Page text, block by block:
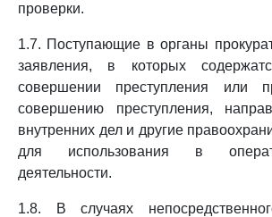
проверки.
1.7. Поступающие в органы
заявления, в которых
совершении преступления или
совершению преступления,
внутренних дел и другие
для использования в
деятельности.
1.8. В случаях